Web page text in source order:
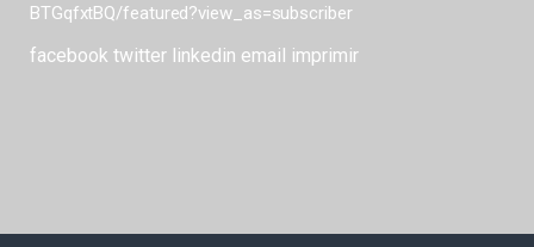
BTGqfxtBQ/featured?view_as=subscriber
facebook twitter linkedin email imprimir